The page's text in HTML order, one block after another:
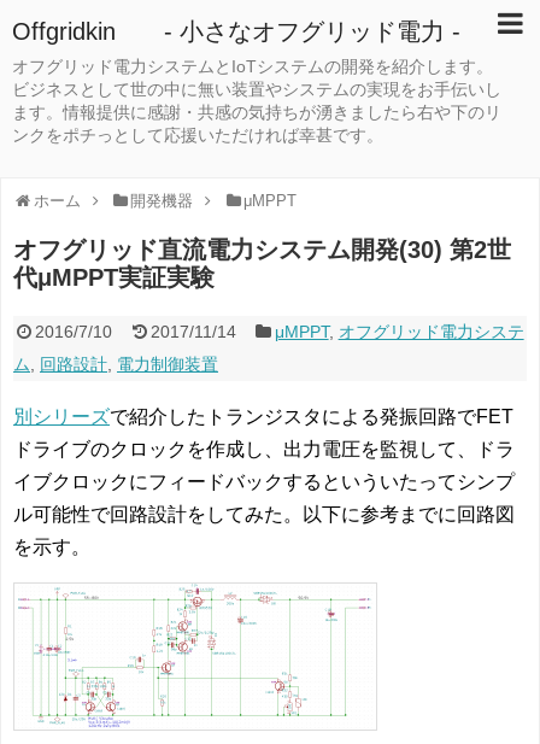
Offgridkin - 小さなオフグリッド電力 -
オフグリッド電力システムとIoTシステムの開発を紹介します。
ビジネスとして世の中に無い装置やシステムの実現をお手伝いし
ます。情報提供に感謝・共感の気持ちが湧きましたら右や下のリ
ンクをポチっとして応援いただければ幸甚です。
ホーム 開発機器 μMPPT
オフグリッド直流電力システム開発(30) 第2世
代μMPPT実証実験
2016/7/10 2017/11/14 μMPPT, オフグリッド電力システ
ム
回路設計 電力制御装置
別シリーズで紹介したトランジスタによる発振回路でFET
ドライブのクロックを作成し、出力電圧を監視して、ドラ
イブクロックにフィードバックするといういたってシンプ
ル可能性で回路設計をしてみた。以下に参考までに回路図
を示す。